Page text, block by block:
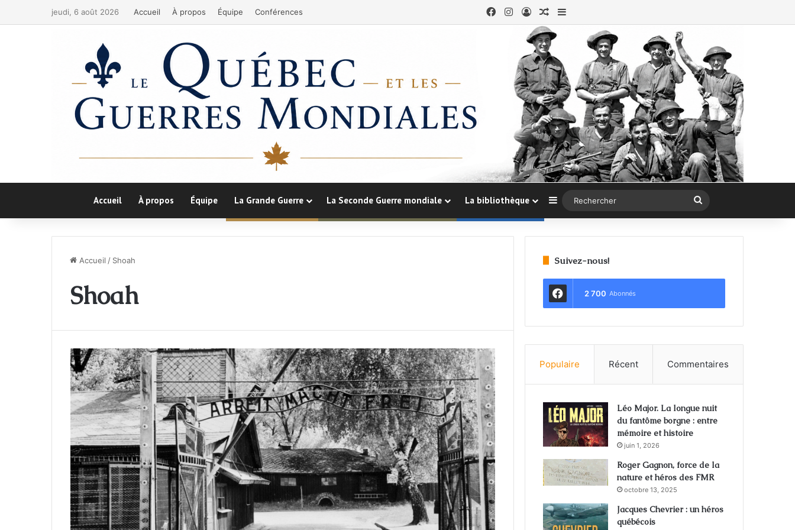
jeudi, 6 août 2026 Accueil À propos Équipe Conférences Facebook
InstagramConnexion
Article au hasard
Sidebar (barre latérale)
Accueil À propos Équipe La Grande Guerre La Seconde Guerre mondiale La bibliothèque Sidebar (barre latérale)
Accueil / Shoah
Shoah
Suivez-nous!
2 700 Abonnés
Populaire Récent Commentaires
Léo Major. La longue nuit
du fantôme borgne : entre
mémoire et histoire
juin 1, 2026
Roger Gagnon, force de la
nature et héros des FMR
octobre 13, 2025
Jacques Chevrier : un héros
québécois